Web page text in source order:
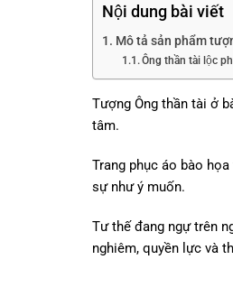
Nội dung bài viết
Mô tả sản phẩm
Ông thần tài lộc
Tượng Ông thần tài ở
tâm.
Trang phục áo bào
sự như ý muốn.
Tư thế đang ngự trên
nghiêm, quyền lực và